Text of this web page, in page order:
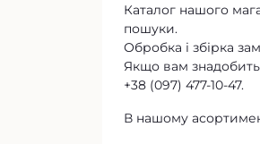
Каталог нашого
пошуки.
Обробка і збірка
Якщо вам
+38 (097) 477-10-47.
В нашому